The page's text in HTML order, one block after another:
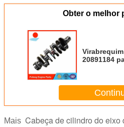
Obter o melhor
20891184
Mais Cabeça de cilindro do eixo